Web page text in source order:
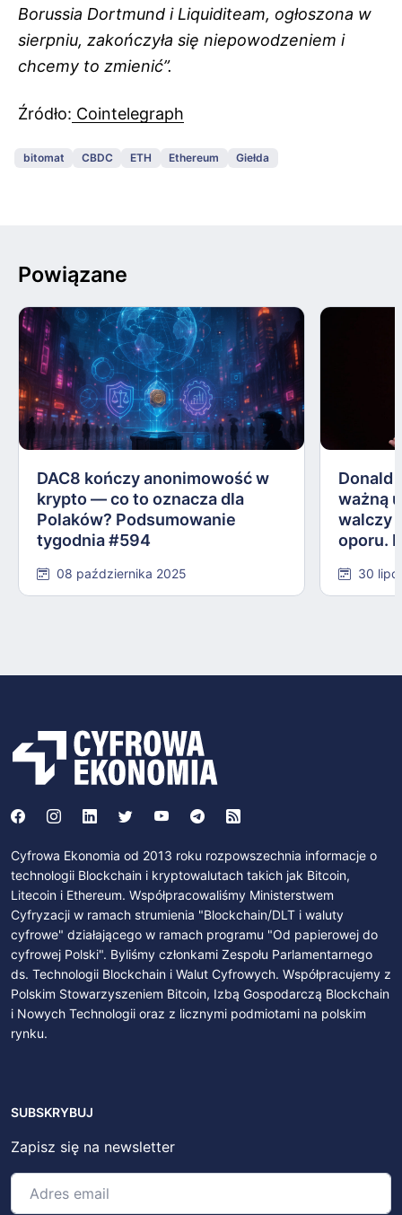
Borussia Dortmund i Liquiditeam, ogłoszona w
sierpniu, zakończyła się niepowodzeniem i
chcemy to zmienić”.
Źródło: Cointelegraph
bitomat CBDC ETH Ethereum Giełda
Powiązane
DAC8 kończy anonimowość w
krypto — co to oznacza dla
Polaków? Podsumowanie
tygodnia #594
08 października 2025
Donald
ważną
walczy
oporu.
30
Cyfrowa Ekonomia od 2013 roku rozpowszechnia informacje o
technologii Blockchain i kryptowalutach takich jak Bitcoin,
Litecoin i Ethereum. Współpracowaliśmy Ministerstwem
Cyfryzacji w ramach strumienia "Blockchain/DLT i waluty
cyfrowe" działającego w ramach programu "Od papierowej do
cyfrowej Polski". Byliśmy członkami Zespołu Parlamentarnego
ds. Technologii Blockchain i Walut Cyfrowych. Współpracujemy z
Polskim Stowarzyszeniem Bitcoin, Izbą Gospodarczą Blockchain
i Nowych Technologii oraz z licznymi podmiotami na polskim
rynku.
SUBSKRYBUJ
Zapisz się na newsletter